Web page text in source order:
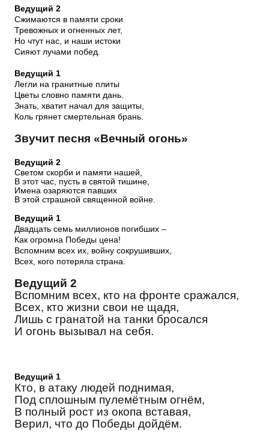
Ведущий 2
Сжимаются в памяти сроки
Тревожных и огненных лет,
Но чтут нас, и наши истоки
Сияют лучами побед.
Ведущий 1
Легли на гранитные плиты
Цветы словно памяти дань.
Знать, хватит начал для защиты,
Коль грянет смертельная брань.
Звучит песня «Вечный огонь»
Ведущий 2
Светом скорби и памяти нашей,
В этот час, пусть в святой тишине,
Имена озаряются павших
В этой страшной священной войне.
Ведущий 1
Двадцать семь миллионов погибших –
Как огромна Победы цена!
Вспомним всех их, войну сокрушивших,
Всех, кого потеряла страна.
Ведущий 2
Вспомним всех, кто на фронте сражался,
Всех, кто жизни свои не щадя,
Лишь с гранатой на танки бросался
И огонь вызывал на себя.
Ведущий 1
Кто, в атаку людей поднимая,
Под сплошным пулемётным огнём,
В полный рост из окопа вставая,
Верил, что до Победы дойдём.